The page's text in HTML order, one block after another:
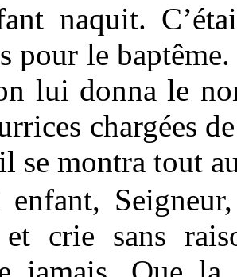
naquit.
pour le
lui donna le
chargées
se montra tout
enfant,
et crie sans